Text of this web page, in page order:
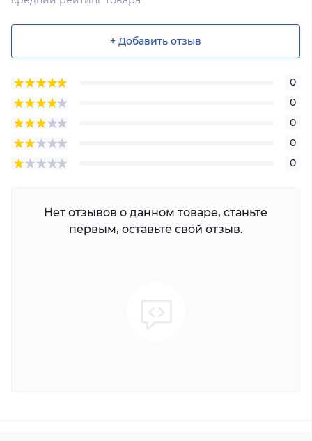
+ Добавить отзыв
0
0
0
0
0
Нет отзывов о данном товаре, станьте
первым, оставьте свой отзыв.